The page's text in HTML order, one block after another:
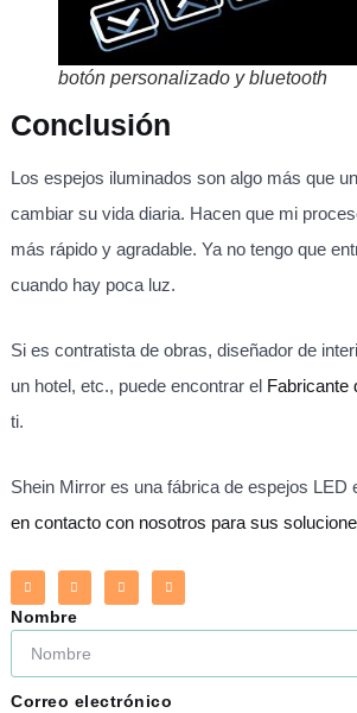
botón personalizado y bluetooth
Conclusión
Los espejos iluminados son algo más que
cambiar su vida diaria. Hacen que mi
más rápido y agradable. Ya no tengo que
cuando hay poca luz.
Si es contratista de obras, diseñador de
un hotel, etc., puede encontrar el Fabricante
ti.
Shein Mirror es una fábrica de espejos LED
en contacto con nosotros para sus
Nombre
Correo electrónico